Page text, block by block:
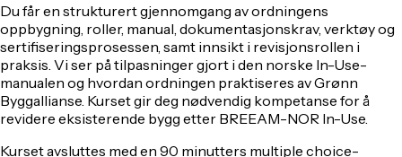
Du får en strukturert gjennomgang av ordningens
oppbygning, roller, manual, dokumentasjonskrav, verktøy og
sertifiseringsprosessen, samt innsikt i revisjonsrollen i
praksis. Vi ser på tilpasninger gjort i den norske In-Use-
manualen og hvordan ordningen praktiseres av Grønn
Byggallianse. Kurset gir deg nødvendig kompetanse for å
revidere eksisterende bygg etter BREEAM-NOR In-Use.
Kurset avsluttes med en 90 minutters multiple choice-